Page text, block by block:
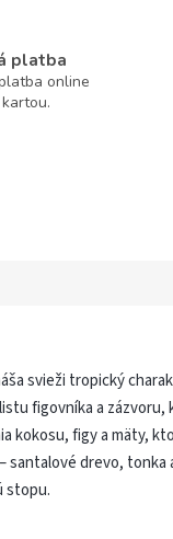
platba
online
svieži tropický
figovníka a
kokosu, figy a mäty,
drevo, tonka
stopu.